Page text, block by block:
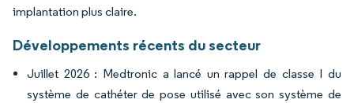
implantation plus claire.
Développements récents du secteur
Juillet 2026 : Medtronic a lancé un rappel de classe I du
système de cathéter de pose utilisé avec son système de